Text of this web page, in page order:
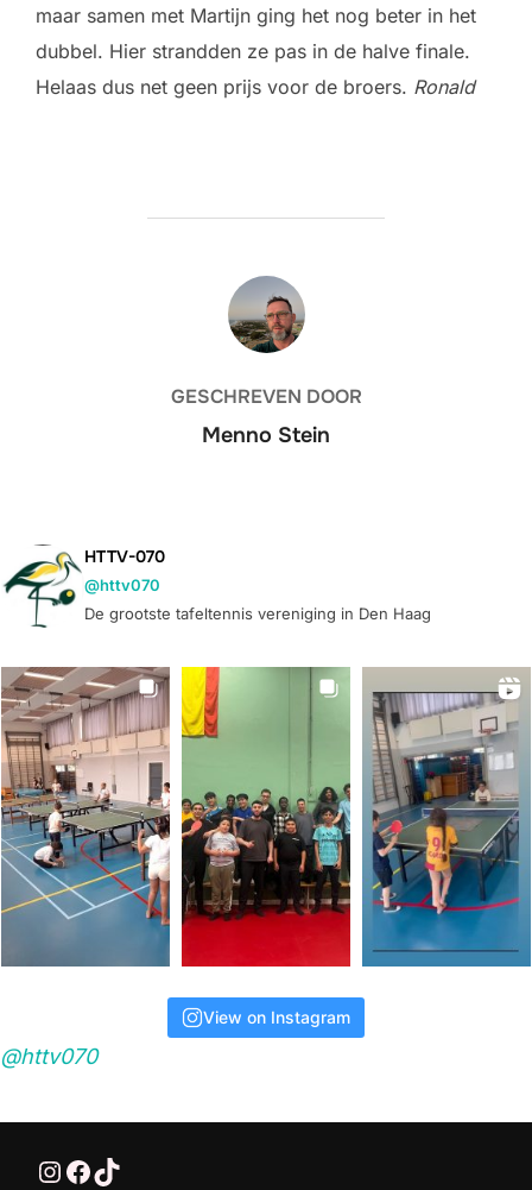
maar samen met Martijn ging het nog beter in het
dubbel. Hier strandden ze pas in de halve finale.
Helaas dus net geen prijs voor de broers. Ronald
BERICHTAUTEUR
GESCHREVEN DOOR
Menno Stein
HTTV-070
@httv070
De grootste tafeltennis vereniging in Den Haag
View on Instagram
@httv070
@HTTV070
HTTV-070
HTTV-070